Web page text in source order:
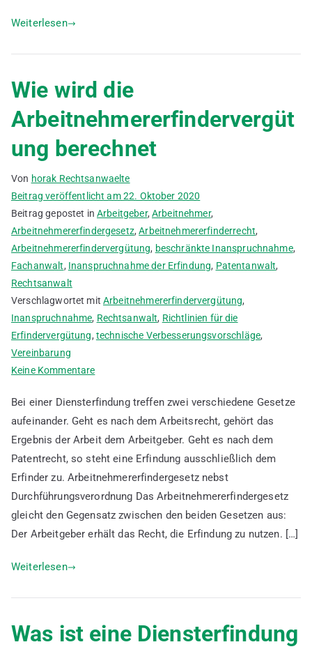
Weiterlesen
Wie wird die
Arbeitnehmererfindervergüt
ung berechnet
Von horak Rechtsanwaelte
Beitrag veröffentlicht am22. Oktober 2020
Beitrag gepostet inArbeitgeber, Arbeitnehmer,
Arbeitnehmererfindergesetz,Arbeitnehmererfinderrecht,
Arbeitnehmererfindervergütung, beschränkte Inanspruchnahme,
Fachanwalt, Inanspruchnahme der Erfindung, Patentanwalt,
Rechtsanwalt
Verschlagwortet mitArbeitnehmererfindervergütung,
Inanspruchnahme, Rechtsanwalt, Richtlinien für die
Erfindervergütung, technische Verbesserungsvorschläge,
Vereinbarung
Keine Kommentarezu
wird
die
Arbeitnehmererfindervergütung
berechnet
Bei einer Diensterfindung treffen zwei verschiedene Gesetze
aufeinander. Geht es nach dem Arbeitsrecht, gehört das
Ergebnis der Arbeit dem Arbeitgeber. Geht es nach dem
Patentrecht, so steht eine Erfindung ausschließlich dem
Erfinder zu. Arbeitnehmererfindergesetz nebst
Durchführungsverordnung Das Arbeitnehmererfindergesetz
gleicht den Gegensatz zwischen den beiden Gesetzen aus:
Der Arbeitgeber erhält das Recht, die Erfindung zu nutzen. […]
Weiterlesen
Was ist eine Diensterfindung